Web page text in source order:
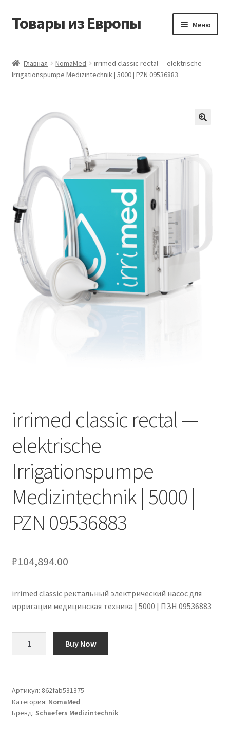
Перейти
Перейти
Товары из Европы Меню
Виды доставки
Контакты
Корзина
Мой аккаунт
Оставить отзыв
Оформление заказа
Подтверждение заказа
Скидки
Главная NomaMed
irrimed classic rectal — elektrische
Irrigationspumpe Medizintechnik | 5000 | PZN 09536883
irrimed classic rectal —
elektrische
Irrigationspumpe
Medizintechnik | 5000 |
PZN 09536883
₽104,894.00
irrimed classic ректальный электрический насос для
ирригации медицинская техника | 5000 | ПЗН 09536883
rectal
-
elektrische
Buy Now
Артикул: 862fab531375
Категория: NomaMed
Бренд: Schaefers Medizintechnik